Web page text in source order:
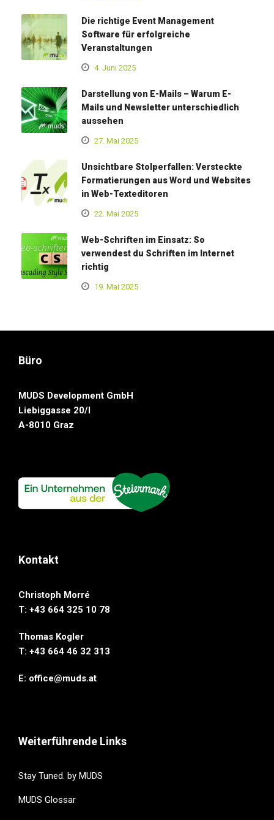
Die richtige Event Management
Software für erfolgreiche
Veranstaltungen
4. Juni 2025
Darstellung von E-Mails – Warum E-
Mails und Newsletter unterschiedlich
aussehen
27. Mai 2025
Unsichtbare Stolperfallen: Versteckte
Formatierungen aus Word und Websites
in Web-Texteditoren
22. Mai 2025
Web-Schriften im Einsatz: So
verwendest du Schriften im Internet
richtig
19. Mai 2025
Büro
MUDS Development GmbH
Liebiggasse 20/I
A-8010 Graz
Kontakt
Christoph Morré
T: +43 664 325 10 78
Thomas Kogler
T: ‭+43 664 46 32 313‬
E: office@muds.at
Weiterführende Links
Stay Tuned. by MUDS
MUDS Glossar